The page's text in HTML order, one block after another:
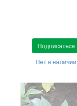
Подписаться
Нет в наличии